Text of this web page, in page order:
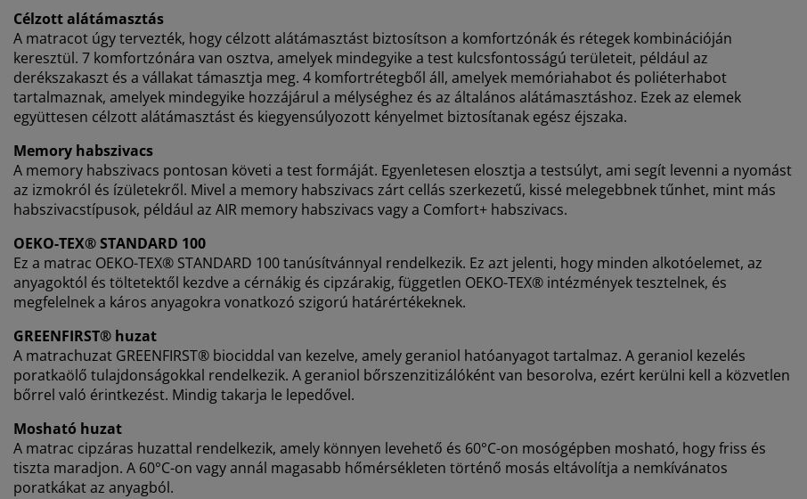
Célzott alátámasztás
A matracot úgy tervezték, hogy célzott alátámasztást biztosítson a komfortzónák és rétegek kombinációján
keresztül. 7 komfortzónára van osztva, amelyek mindegyike a test kulcsfontosságú területeit, például az
derékszakaszt és a vállakat támasztja meg. 4 komfortrétegből áll, amelyek memóriahabot és poliéterhabot
tartalmaznak, amelyek mindegyike hozzájárul a mélységhez és az általános alátámasztáshoz. Ezek az elemek
együttesen célzott alátámasztást és kiegyensúlyozott kényelmet biztosítanak egész éjszaka.
Memory habszivacs
A memory habszivacs pontosan követi a test formáját. Egyenletesen elosztja a testsúlyt, ami segít levenni a nyomást
az izmokról és ízületekről. Mivel a memory habszivacs zárt cellás szerkezetű, kissé melegebbnek tűnhet, mint más
habszivacstípusok, például az AIR memory habszivacs vagy a Comfort+ habszivacs.
OEKO-TEX® STANDARD 100
Ez a matrac OEKO-TEX® STANDARD 100 tanúsítvánnyal rendelkezik. Ez azt jelenti, hogy minden alkotóelemet, az
anyagoktól és töltetektől kezdve a cérnákig és cipzárakig, független OEKO-TEX® intézmények tesztelnek, és
megfelelnek a káros anyagokra vonatkozó szigorú határértékeknek.
GREENFIRST® huzat
A matrachuzat GREENFIRST® biociddal van kezelve, amely geraniol hatóanyagot tartalmaz. A geraniol kezelés
poratkaölő tulajdonságokkal rendelkezik. A geraniol bőrszenzitizálókéntvan besorolva, ezért kerülni kell a közvetlen
bőrrel való érintkezést. Mindig takarja le lepedővel.
Mosható huzat
A matrac cipzáras huzattal rendelkezik, amely könnyen levehető és 60°C-on mosógépben mosható, hogy friss és
tiszta maradjon. A 60°C-on vagy annál magasabb hőmérsékleten történő mosás eltávolítja a nemkívánatos
poratkákat az anyagból.